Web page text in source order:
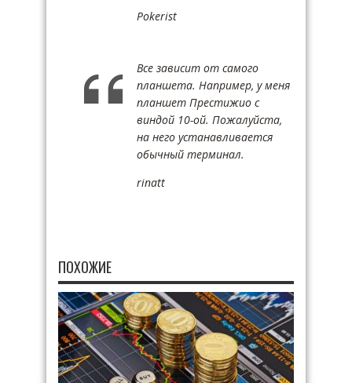
Pokerist
Все зависит от самого
планшета. Например, у меня
планшет Престижио с
виндой 10-ой. Пожалуйста,
на него устанавливается
обычный терминал.
rinatt
ПОХОЖИЕ